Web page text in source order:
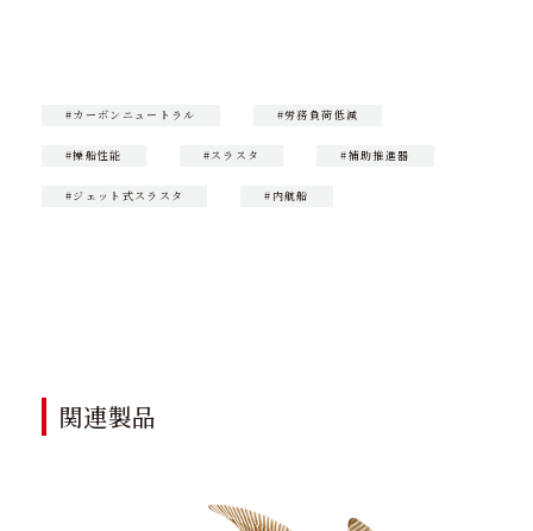
#カーボンニュートラル #労務負荷低減
#操船性能 #スラスタ #補助推進器
#ジェット式スラスタ #内航船
関連製品